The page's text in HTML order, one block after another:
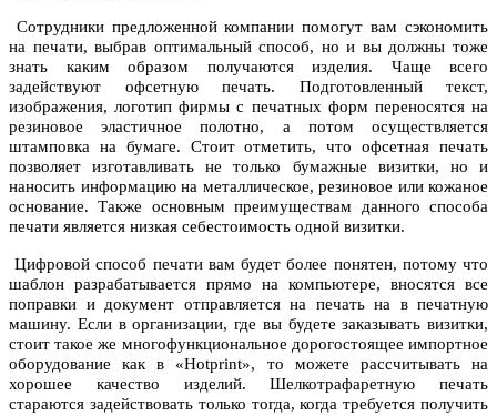
Сотрудники предложенной компании помогут вам сэкономить
на печати, выбрав оптимальный способ, но и вы должны тоже
знать каким образом получаются изделия. Чаще всего
задействуют офсетную печать. Подготовленный текст,
изображения, логотип фирмы с печатных форм переносятся на
резиновое эластичное полотно, а потом осуществляется
штамповка на бумаге. Стоит отметить, что офсетная печать
позволяет изготавливать не только бумажные визитки, но и
наносить информацию на металлическое, резиновое или кожаное
основание. Также основным преимуществам данного способа
печати является низкая себестоимость одной визитки.
Цифровой способ печати вам будет более понятен, потому что
шаблон разрабатывается прямо на компьютере, вносятся все
поправки и документ отправляется на печать на в печатную
машину. Если в организации, где вы будете заказывать визитки,
стоит такое же многофункциональное дорогостоящее импортное
оборудование как в «Hotprint», то можете рассчитывать на
хорошее качество изделий. Шелкотрафаретную печать
стараются задействовать только тогда, когда требуется получить